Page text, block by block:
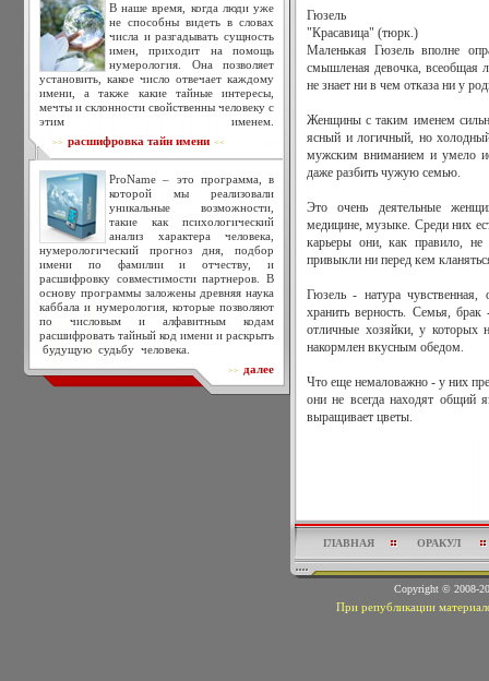
В наше время, когда люди уже
не способны видеть в словах
числа и разгадывать сущность
имен, приходит на помощь
нумерология. Она позволяет
установить, какое число отвечает каждому
имени, а также какие тайные интересы,
мечты и склонности свойственны человеку с
этим именем.
>> расшифровка тайн имени <<
ProName – это программа, в
которой мы реализовали
уникальные возможности,
такие как психологический
анализ характера человека,
нумерологический прогноз дня, подбор
имени по фамилии и отчеству, и
расшифровку совместимости партнеров. В
основу программы заложены древняя наука
каббала и нумерология, которые позволяют
по числовым и алфавитным кодам
расшифровать тайный код имени и раскрыть
будущую судьбу человека.
>> далее
Гюзель
"Красавица" (тюрк.)
Маленькая Гюзель вполне
смышленая девочка, всеобщая
не знает ни в чем отказа ни у
Женщины с таким именем
ясный и логичный, но
мужским вниманием и умело
даже разбить чужую семью.
Это очень деятельные
медицине, музыке. Среди них
карьеры они, как правило,
привыкли ни перед кем
Гюзель - натура чувственная,
хранить верность. Семья,
отличные хозяйки, у которых
накормлен вкусным обедом.
Что еще немаловажно - у них
они не всегда находят общий
выращивает цветы.
ГЛАВНАЯ ОРАКУЛ
Copyright © 2008-
При републикации